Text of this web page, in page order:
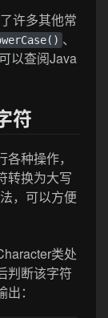
许多其他常
、
以查阅Java
符
种操作，
转换为大写
，可以方便
类处
判断该字符
：